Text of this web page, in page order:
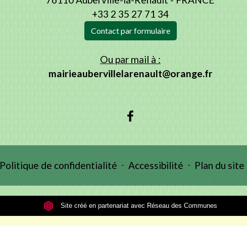
+33 2 35 27 71 34
Contact par formulaire
Ou par mail à :
mairieaubervillelarenault@orange.fr
Politique de confidentialité - Accessibilité - Plan du site
Site créé en partenariat avec Réseau des Communes